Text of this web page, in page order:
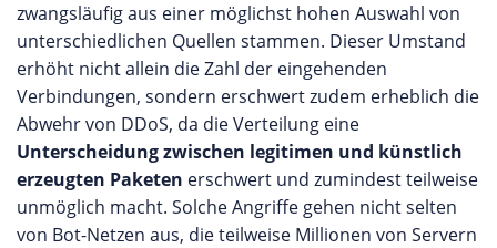
zwangsläufig aus einer möglichst hohen Auswahl von
unterschiedlichen Quellen stammen. Dieser Umstand
erhöht nicht allein die Zahl der eingehenden
Verbindungen, sondern erschwert zudem erheblich die
Abwehr von DDoS, da die Verteilung eine
Unterscheidung zwischen legitimen und künstlich
erzeugten Paketen erschwert und zumindest teilweise
unmöglich macht. Solche Angriffe gehen nicht selten
von Bot-Netzen aus, die teilweise Millionen von Servern